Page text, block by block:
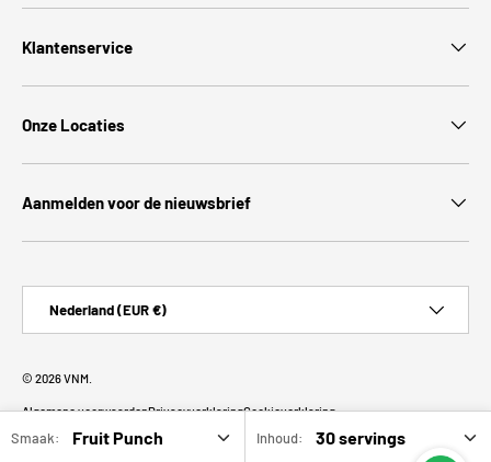
Klantenservice
Onze Locaties
Aanmelden voor de nieuwsbrief
Nederland (EUR €)
© 2026VNM
Algemene voorwaardenPrivacyverklaringCookieverklaring
Smaak: Inhoud: